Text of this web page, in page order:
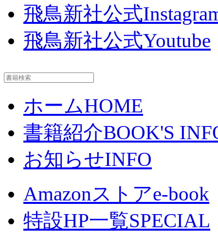
飛鳥新社公式
飛鳥新社公式Youtube
ホームHOME
書籍紹介BOOK'S
お知らせINFO
Amazonストアe-book
特設HP一覧SPECIAL